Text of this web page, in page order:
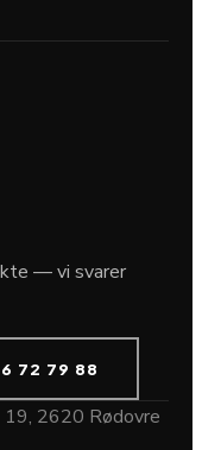
— vi svarer
72 79 88
19, 2620 Rødovre